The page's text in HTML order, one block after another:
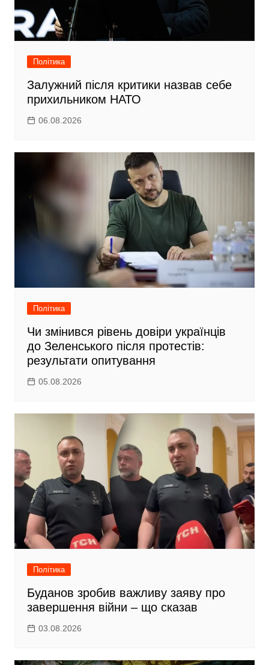
Політика
Залужний після критики назвав себе
прихильником НАТО
06.08.2026
Політика
Чи змінився рівень довіри українців
до Зеленського після протестів:
результати опитування
05.08.2026
Політика
Буданов зробив важливу заяву про
завершення війни – що сказав
03.08.2026